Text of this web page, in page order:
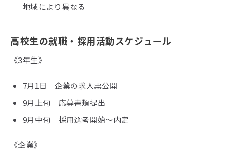
地域により異なる
高校生の就職・採用活動スケジュール
《3年生》
7月1日 企業の求人票公開
9月上旬 応募書類提出
9月中旬 採用選考開始～内定
《企業》